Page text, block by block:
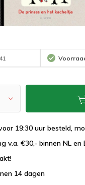
19:30 uur besteld,
v.a. €30,- binnen NL en
14 dagen